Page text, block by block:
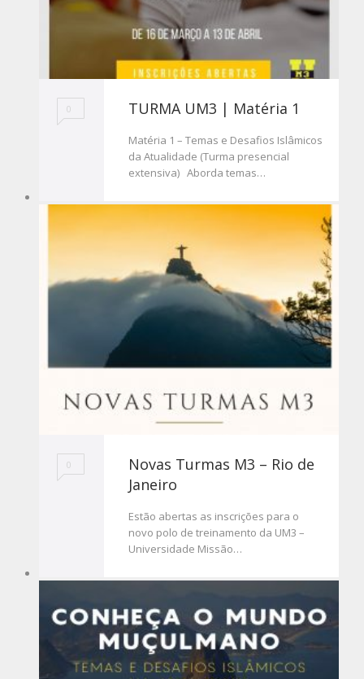
0 TURMA UM3 | Matéria 1
Matéria 1 – Temas e Desafios Islâmicos
da Atualidade (Turma presencial
extensiva) Aborda temas…
0
Novas Turmas M3 – Rio de
Janeiro
Estão abertas as inscrições para o
novo polo de treinamento da UM3 –
Universidade Missão…